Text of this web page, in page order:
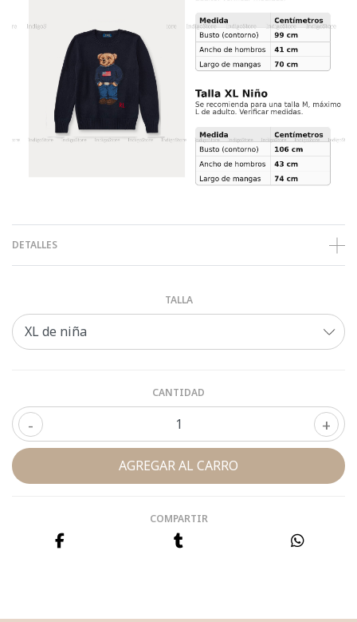
DETALLES
TALLA
CANTIDAD
+
-
COMPARTIR